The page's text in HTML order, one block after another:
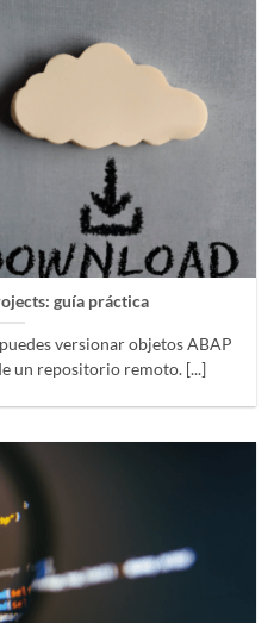
guía práctica
versionar objetos ABAP
un repositorio remoto. [...]